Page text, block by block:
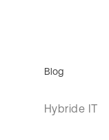
Blog
Hybride IT